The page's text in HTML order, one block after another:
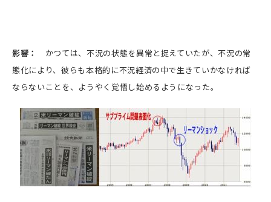
影響： かつては、不況の状態を異常と捉えていたが、不況の常
態化により、彼らも本格的に不況経済の中で生きていかなければ
ならないことを、ようやく覚悟し始めるようになった。